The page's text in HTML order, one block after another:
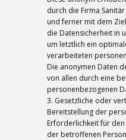
durch die Firma
und ferner mit dem
die Datensicherheit in
um letztlich ein
verarbeiteten
Die anonymen Daten
von allen durch eine
personenbezogenen
3. Gesetzliche oder
Bereitstellung der
Erforderlichkeit für
der betroffenen